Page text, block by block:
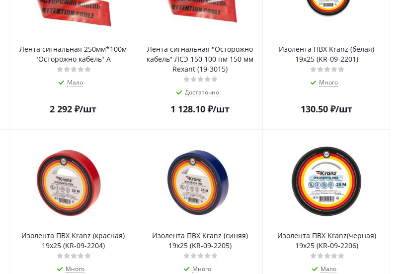
Лента сигнальная 250мм*100м
"Осторожно кабель" А
Мало
2 292 ₽/шт
Лента сигнальная "Осторожно
кабель" ЛСЭ 150 100 пм 150 мм
Rexant (19-3015)
Достаточно
1 128.10₽/шт
Изолента ПВХ Kranz (белая)
19х25 (KR-09-2201)
Много
130.50 ₽/шт
Изолента ПВХ Kranz (красная)
19х25 (KR-09-2204)
Много
Изолента ПВХ Kranz (синяя)
19х25 (KR-09-2205)
Много
Изолента ПВХ Kranz(черная)
19х25 (KR-09-2206)
Мало